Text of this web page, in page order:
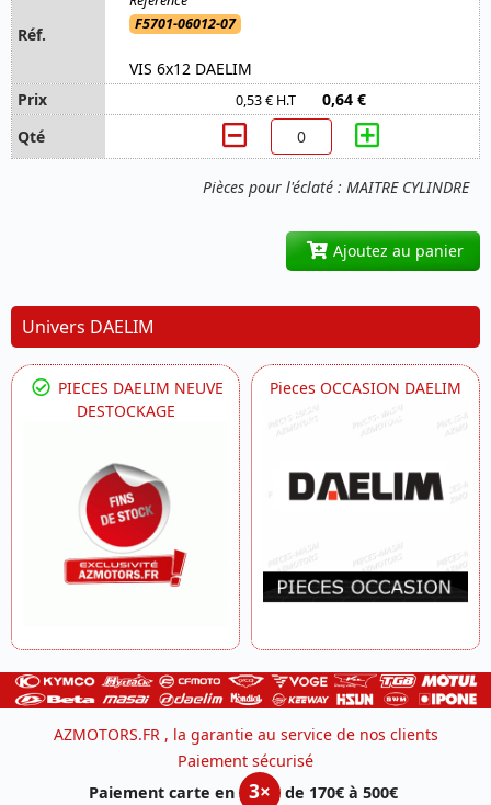
Pièces pour l'éclaté : MAITRE CYLINDRE
F5701-06012-07
VIS 6x12 DAELIM
0,53 € H.T 0,64 €
Ajoutez au panier
Univers DAELIM
PIECES DAELIM NEUVE
DESTOCKAGE
Pieces OCCASION DAELIM
AZMOTORS.FR , la garantie au service de nos clients
Paiement sécurisé
Paiement carte en
3×
de 170€ à 500€